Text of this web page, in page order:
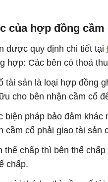
của hợp đồng cầm
được quy định chi tiết tại
hợp: Các bên có thoả
tài sản là loại hợp đồng
cho bên nhận cầm cố
biện pháp bảo đảm
cầm cố phải giao tài sản
thế chấp thì bên thế
chấp.